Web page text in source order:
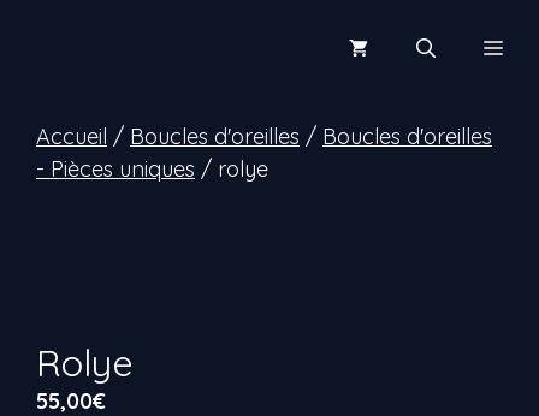
Accueil / Boucles d'oreilles / Boucles d'oreilles
- Pièces uniques / rolye
Rolye
55,00€